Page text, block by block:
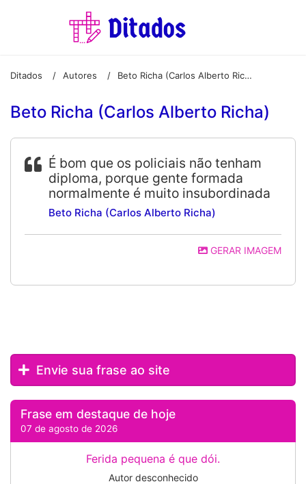
Ditados / Autores / Beto Richa (Carlos Alberto Richa)
Beto Richa (Carlos Alberto Richa)
É bom que os policiais não tenham
diploma, porque gente formada
normalmente é muito insubordinada
Beto Richa (Carlos Alberto Richa)
GERAR IMAGEM
Envie sua frase ao site
Frase em destaque de hoje
07 de agosto de 2026
Ferida pequena é que dói.
Autor desconhecido